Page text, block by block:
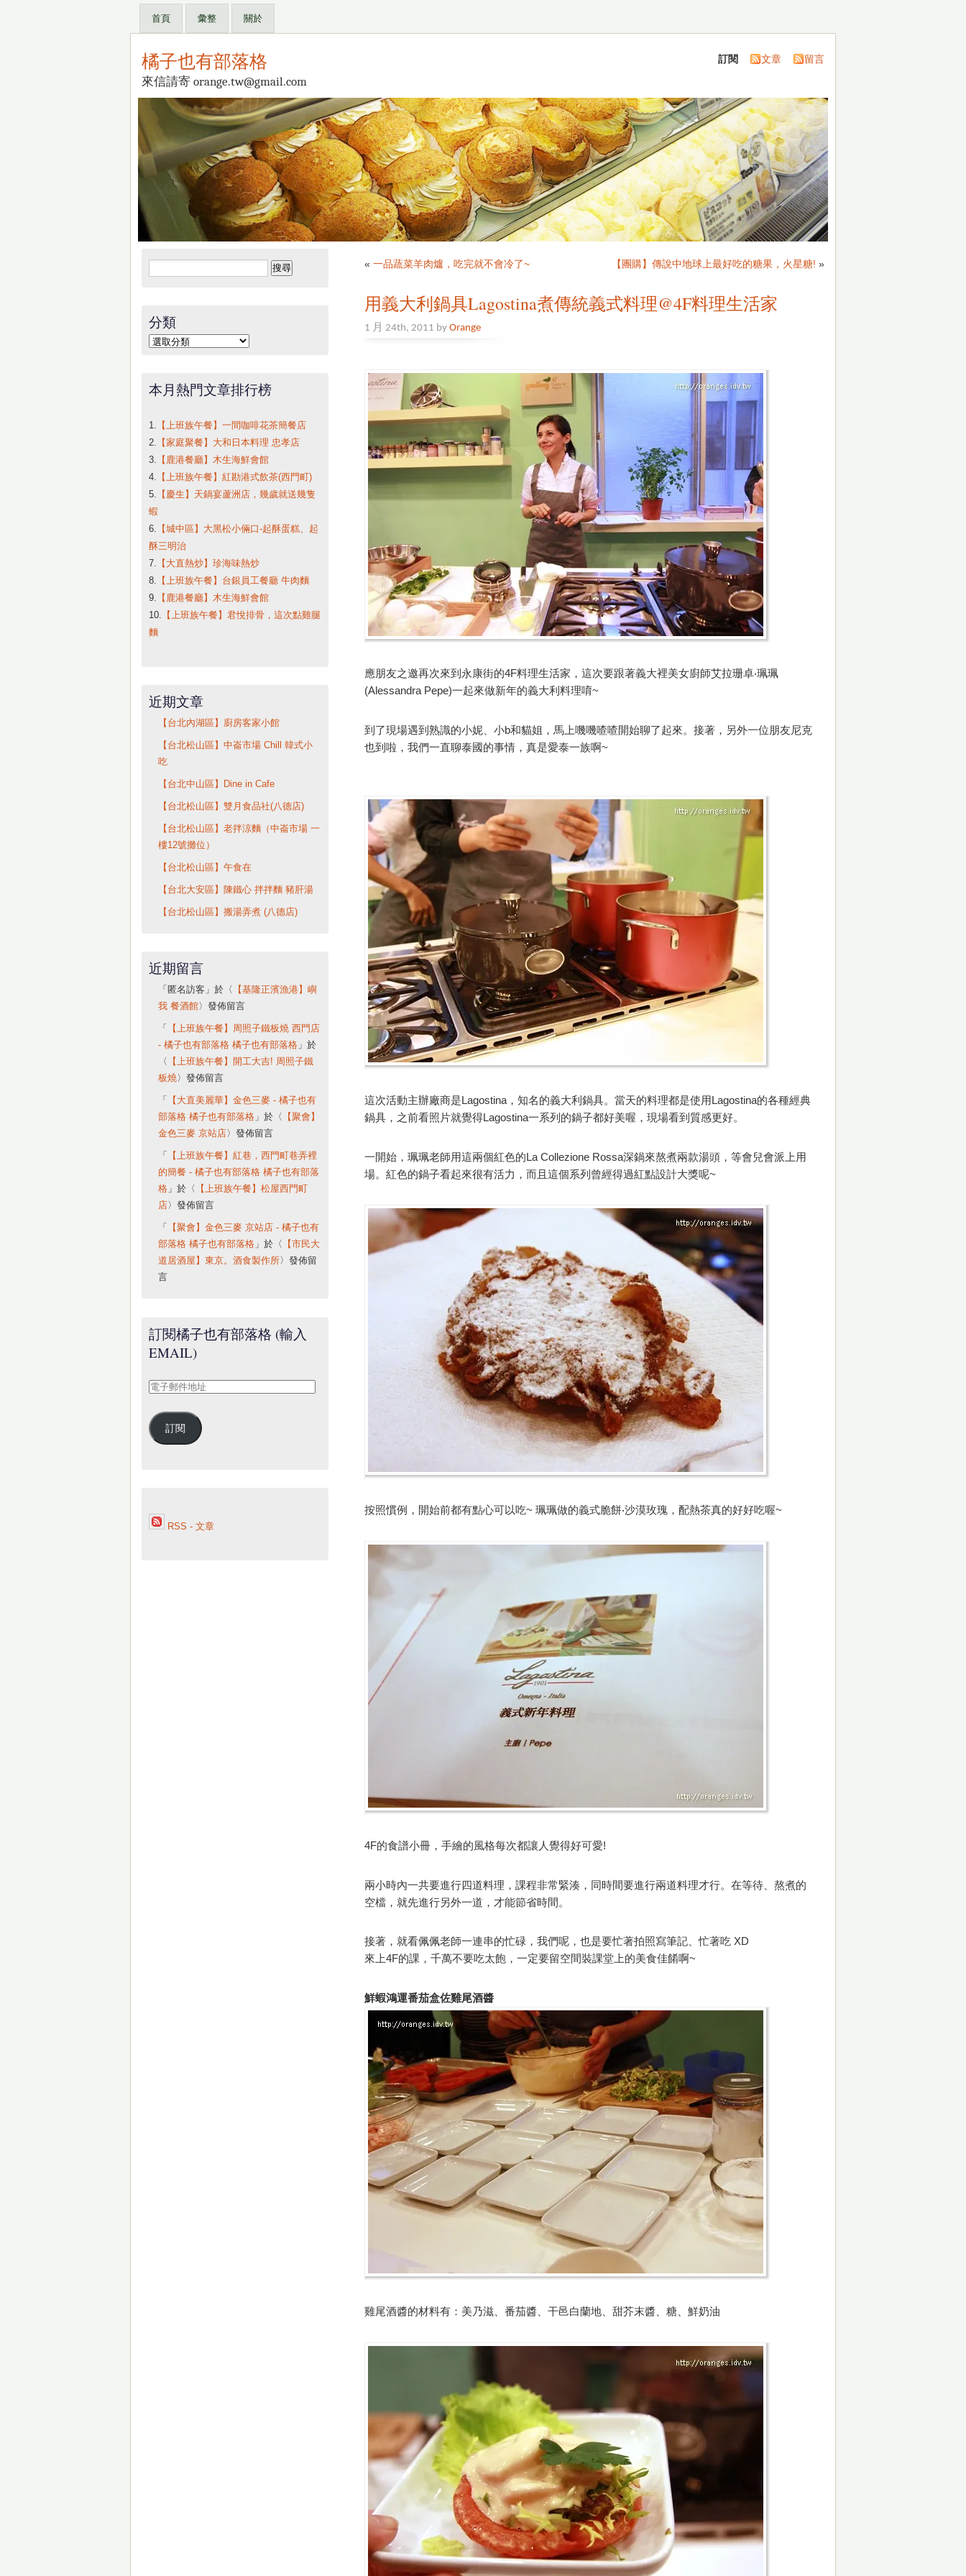
首頁 彙整 關於
橘子也有部落格
來信請寄 orange.tw@gmail.com
訂閱 文章 留言
« 一品蔬菜羊肉爐，吃完就不會冷了~ 【團購】傳說中地球上最好吃的糖果，火星糖! »
用義大利鍋具Lagostina煮傳統義式料理@4F料理生活家
1 月 24th, 2011 byOrange
應朋友之邀再次來到永康街的4F料理生活家，這次要跟著義大裡美女廚師艾拉珊卓‧珮珮
(Alessandra Pepe)一起來做新年的義大利料理唷~
到了現場遇到熟識的小妮、小b和貓姐，馬上嘰嘰喳喳開始聊了起來。接著，另外一位朋友尼克
也到啦，我們一直聊泰國的事情，真是愛泰一族啊~
這次活動主辦廠商是Lagostina，知名的義大利鍋具。當天的料理都是使用Lagostina的各種經典
鍋具，之前看照片就覺得Lagostina一系列的鍋子都好美喔，現場看到質感更好。
一開始，珮珮老師用這兩個紅色的La Collezione Rossa深鍋來熬煮兩款湯頭，等會兒會派上用
場。紅色的鍋子看起來很有活力，而且這個系列曾經得過紅點設計大獎呢~
按照慣例，開始前都有點心可以吃~ 珮珮做的義式脆餅‧沙漠玫瑰，配熱茶真的好好吃喔~
4F的食譜小冊，手繪的風格每次都讓人覺得好可愛!
兩小時內一共要進行四道料理，課程非常緊湊，同時間要進行兩道料理才行。在等待、熬煮的
空檔，就先進行另外一道，才能節省時間。
接著，就看佩佩老師一連串的忙碌，我們呢，也是要忙著拍照寫筆記、忙著吃 XD
來上4F的課，千萬不要吃太飽，一定要留空間裝課堂上的美食佳餚啊~
鮮蝦鴻運番茄盒佐雞尾酒醬
雞尾酒醬的材料有：美乃滋、番茄醬、干邑白蘭地、甜芥末醬、糖、鮮奶油
搜
尋
字:
分類
分
本月熱門文章排行榜
1. 【上班族午餐】一間咖啡花茶簡餐店
2. 【家庭聚餐】大和日本料理 忠孝店
3. 【鹿港餐廳】木生海鮮會館
4. 【上班族午餐】紅勘港式飲茶(西門町)
5. 【慶生】天鍋宴蘆洲店，幾歲就送幾隻
蝦
6. 【城中區】大黑松小倆口-起酥蛋糕、起
酥三明治
7. 【大直熱炒】珍海味熱炒
8. 【上班族午餐】台銀員工餐廳 牛肉麵
9. 【鹿港餐廳】木生海鮮會館
10. 【上班族午餐】君悅排骨，這次點雞腿
麵
近期文章
【台北內湖區】廚房客家小館
【台北松山區】中崙市場 Chill 韓式小
吃
【台北中山區】Dine in Cafe
【台北松山區】雙月食品社(八德店)
【台北松山區】老拌涼麵（中崙市場 一
樓12號攤位）
【台北松山區】午食在
【台北大安區】陳鐵心 拌拌麵 豬肝湯
【台北松山區】搬湯弄煮 (八德店)
近期留言
「 匿名訪客 」於〈
【基隆正濱漁港】嶼
我 餐酒館〉發佈留言
「
【上班族午餐】周照子鐵板燒 西門店
- 橘子也有部落格 橘子也有部落格」於
〈
【上班族午餐】開工大吉! 周照子鐵
板燒〉發佈留言
「
【大直美麗華】金色三麥 - 橘子也有
部落格 橘子也有部落格」於〈
【聚會】
金色三麥 京站店 〉發佈留言
「
【上班族午餐】紅巷，西門町巷弄裡
的簡餐 - 橘子也有部落格 橘子也有部落
格」於〈
【上班族午餐】松屋西門町
店 〉發佈留言
「
【聚會】金色三麥 京站店 - 橘子也有
部落格 橘子也有部落格」於〈
【市民大
道居酒屋】東京。酒食製作所〉發佈留
言
訂閱橘子也有部落格 (輸入
EMAIL)
電
郵
件
訂閱
RSS - 文章